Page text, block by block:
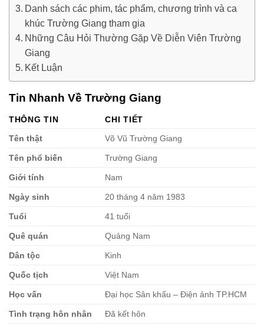
Danh sách các phim, tác phẩm, chương trình và ca
khúc Trường Giang tham gia
Những Câu Hỏi Thường Gặp Về Diễn Viên Trường
Giang
Kết Luận
Tin Nhanh Về Trường Giang
THÔNG TIN
CHI TIẾT
Tên thật
Võ Vũ Trường Giang
Tên phổ biến Trường Giang
Giới tính Nam
Ngày sinh 20 tháng 4 năm 1983
Tuổi 41 tuổi
Quê quán Quảng Nam
Dân tộc Kinh
Quốc tịch Việt Nam
Học vấn Đại học Sân khấu – Điện ảnh TP.HCM
Tình trạng hôn nhân Đã kết hôn